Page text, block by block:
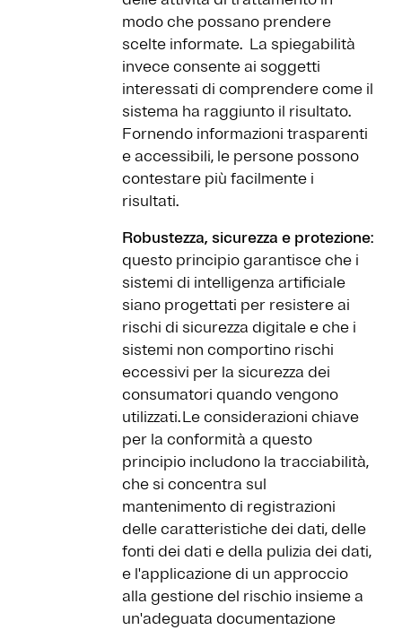
modo che possano prendere
scelte informate. La spiegabilità
invece consente ai soggetti
interessati di comprendere come il
sistema ha raggiunto il risultato.
Fornendo informazioni trasparenti
e accessibili, le persone possono
contestare più facilmente i
risultati.
Robustezza, sicurezza e protezione:
questo principio garantisce che i
sistemi di intelligenza artificiale
siano progettati per resistere ai
rischi di sicurezza digitale e che i
sistemi non comportino rischi
eccessivi per la sicurezza dei
consumatori quando vengono
utilizzati. Le considerazioni chiave
per la conformità a questo
principio includono la tracciabilità,
che si concentra sul
mantenimento di registrazioni
delle caratteristiche dei dati, delle
fonti dei dati e della pulizia dei dati,
e l'applicazione di un approccio
alla gestione del rischio insieme a
un'adeguata documentazione